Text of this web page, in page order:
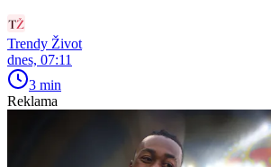
Trendy Život
dnes, 07:11
3 min
Reklama